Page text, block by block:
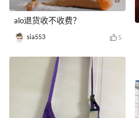
alo退货收不收费？
sia553 5